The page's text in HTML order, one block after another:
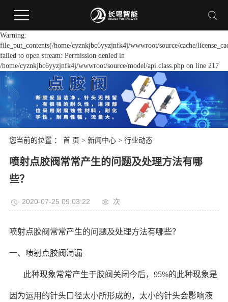
Warning:
file_put_contents(/home/cyznkjbc6yyzjnfk4j/wwwroot/source/cache/
failed to open stream: Permission denied in
/home/cyznkjbc6yyzjnfk4j/wwwroot/source/model/api.class.php on line 217
您当前的位置 ： 首 页 > 新闻中心> 行业动态
喷射点胶阀常常产生的问题及处理方法有哪
些？
2020-07-25 09:03:22 次
喷射点胶阀常常产生的问题及处理方法有哪些？
一、喷射点胶阀滴漏
此种现象常常产生于胶阀关闭今后，95%的此种现象是
因为运用的针头口径太小所形成的，太小的针头会影响液